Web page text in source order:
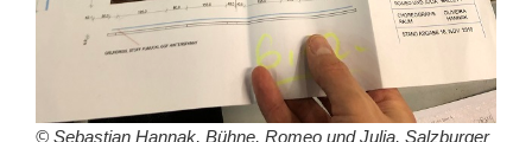
© Sebastian Hannak, Bühne, Romeo und Julia, Salzburger